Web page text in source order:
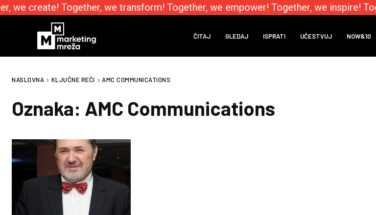
we create! Together, we transform! Together, we empower! Together, we inspire!
ČITAJ GLEDAJ ISPRATI UČESTVUJ NOW&10
NASLOVNA KLJUČNE REČI AMC COMMUNICATIONS
Oznaka: AMC Communications